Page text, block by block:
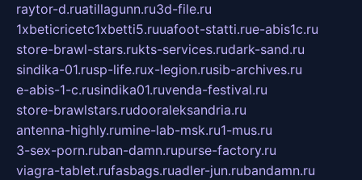
raytor-d.ruatillagunn.ru3d-file.ru
1xbeticricetc1xbetti5.ruuafoot-statti.rue-abis1c.ru
store-brawl-stars.rukts-services.rudark-sand.ru
sindika-01.rusp-life.rux-legion.rusib-archives.ru
e-abis-1-c.rusindika01.ruvenda-festival.ru
store-brawlstars.rudooraleksandria.ru
antenna-highly.rumine-lab-msk.ru1-mus.ru
3-sex-porn.ruban-damn.rupurse-factory.ru
viagra-tablet.rufasbags.ruadler-jun.rubandamn.ru